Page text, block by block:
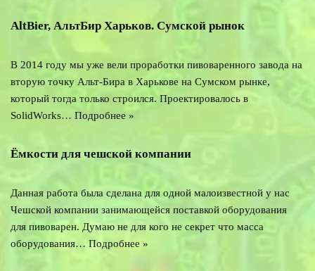
AltBier, АльтБир Харьков. Сумской рынок
В 2014 году мы уже вели проработки пивоваренного завода на
вторую точку Альт-Бира в Харькове на Сумском рынке,
который тогда только строился. Проектировалось в
SolidWorks… Подробнее »
Ёмкости для чешской компании
Данная работа была сделана для одной малоизвестной у нас
Чешской компании занимающейся поставкой оборудования
для пивоварен. Думаю не для кого не секрет что масса
оборудования… Подробнее »